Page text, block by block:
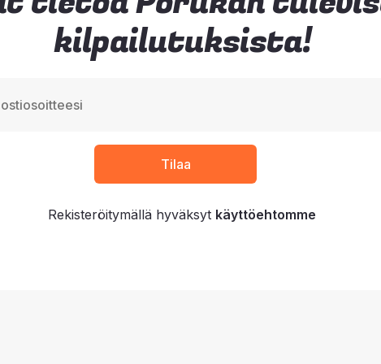
kilpailutuksista!
Rekisteröitymällä hyväksyt käyttöehtomme